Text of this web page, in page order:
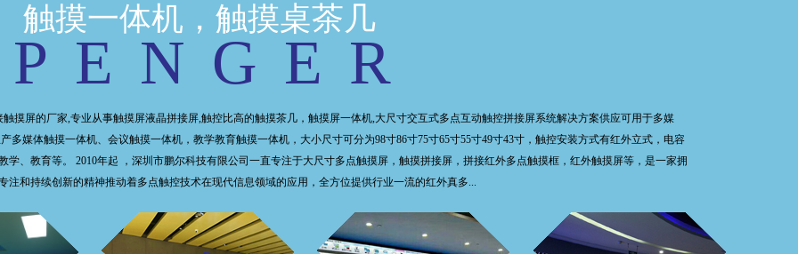
触摸一体机，触摸桌茶几
PENGER
摸屏的厂家,专业从事触摸屏液晶拼接屏,触控比高的触摸茶几，触摸屏一体机,大尺寸交互式多点互动触控拼接屏系统解决方案供应可用于多媒
多媒体触摸一体机、会议触摸一体机，教学教育触摸一体机，大小尺寸可分为98寸86寸75寸65寸55寸49寸43寸，触控安装方式有红外立式，电容
、教育等。 2010年起 ，深圳市鹏尔科技有限公司一直专注于大尺寸多点触摸屏，触摸拼接屏，拼接红外多点触摸框，红外触摸屏等，是一家拥
和持续创新的精神推动着多点触控技术在现代信息领域的应用，全方位提供行业一流的红外真多...